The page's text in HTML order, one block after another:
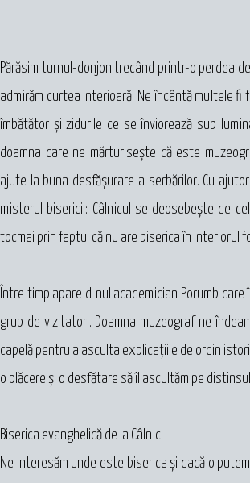
Părăsim turnul-donjon trecând printr-o perdea
admirăm curtea interioară. Ne încântă multele fi
îmbătător şi zidurile ce se înviorează sub
doamna care ne mărturiseşte că este
ajute la buna desfăşurare a serbărilor. Cu
misterul bisericii: Câlnicul se deosebeşte de
tocmai prin faptul că nu are biserica în interiorul
Între timp apare d-nul academician Porumb
grup de vizitatori. Doamna muzeograf ne
capelă pentru a asculta explicaţiile de ordin
o plăcere şi o desfătare să îl ascultăm pe
Biserica evanghelică de la Câlnic
Ne interesăm unde este biserica şi dacă o